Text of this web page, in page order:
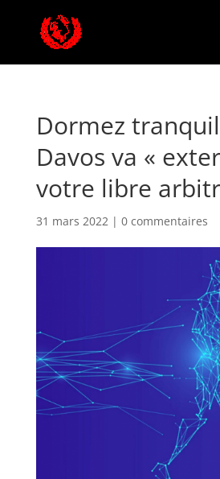
Dormez
Davos va «
votre libre
31 mars 2022| 0 commentaires